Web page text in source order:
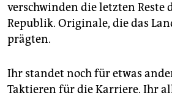
verschwinden die letzten Reste
Republik. Originale, die das
prägten.
Ihr standet noch für etwas
Taktieren für die Karriere. Ihr